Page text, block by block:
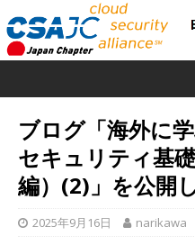
ブログ「海外に
セキュリティ基
編）(2)」を公開
2025年9月16日 narikawa